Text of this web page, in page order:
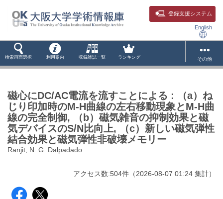
登録支援システム
English
検索画面選択 利用案内 収録雑誌一覧 ランキング その他
磁心にDC/AC電流を流すことによる : （a）ね
じり印加時のM-H曲線の左右移動現象とM-H曲
線の完全制御, （b）磁気雑音の抑制効果と磁
気デバイスのS/N比向上, （c）新しい磁気弾性
結合効果と磁気弾性非破壊メモリー
Ranjit, N. G. Dalpadado
アクセス数:504件 （2026-08-07 01:24 集計）